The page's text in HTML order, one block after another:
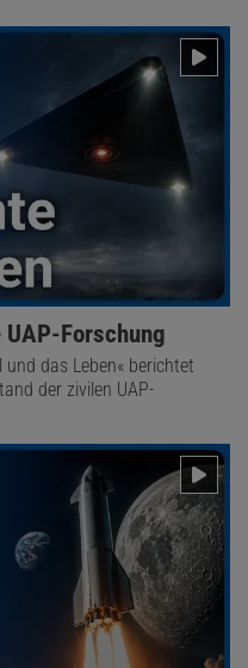
Forschung
und das Leben« berichtet
der zivilen UAP-